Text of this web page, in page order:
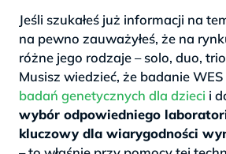
Jeśli szukałeś już informacji na
na pewno zauważyłeś, że na
różne jego rodzaje – solo, duo,
Musisz wiedzieć, że badanie
badań genetycznych dla dzieci i
wybór odpowiedniego
kluczowy dla wiarygodności